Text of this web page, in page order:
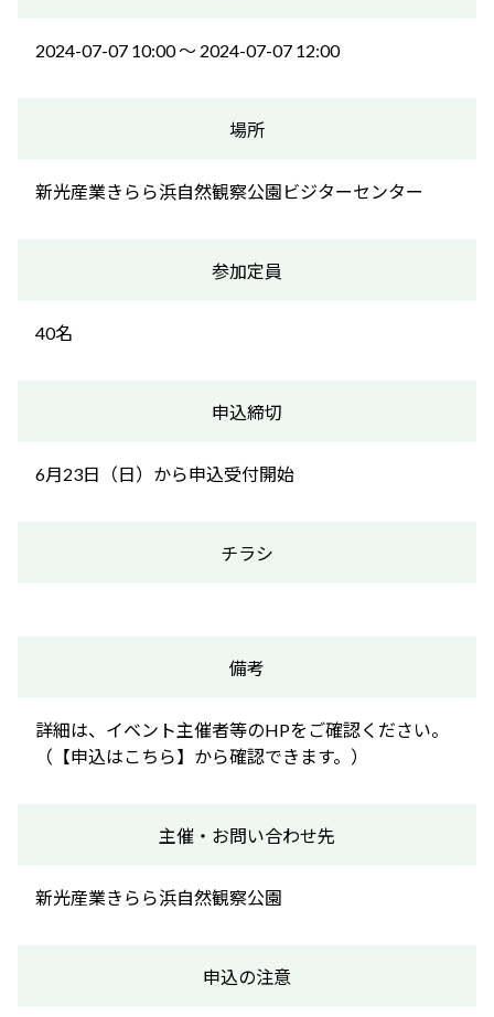
2024-07-07 10:00 〜 2024-07-07 12:00
場所
新光産業きらら浜自然観察公園ビジターセンター
参加定員
40名
申込締切
6月23日（日）から申込受付開始
チラシ
備考
詳細は、イベント主催者等のHPをご確認ください。
（【申込はこちら】から確認できます。）
主催・お問い合わせ先
新光産業きらら浜自然観察公園
申込の注意